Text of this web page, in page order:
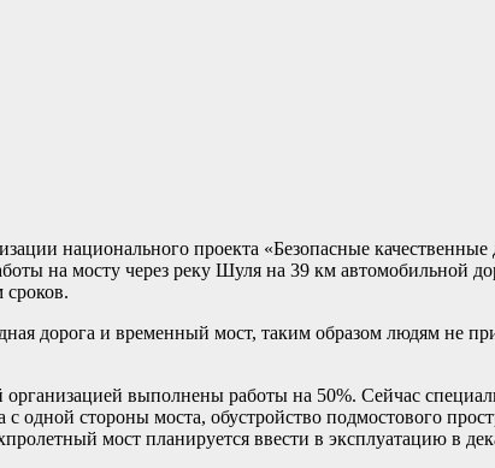
национального проекта «Безопасные качественные
на мосту через реку Шуля на 39 км автомобильной
дорога и временный мост, таким образом людям не
выполнены работы на 50%. Сейчас
стороны моста, обустройство подмостового
мост планируется ввести в эксплуатацию в